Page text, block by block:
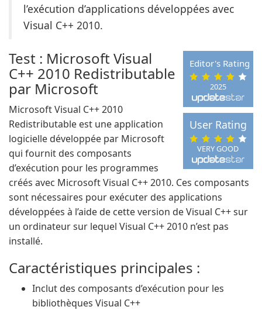
l’exécution d’applications développées avec
Visual C++ 2010.
2025
Editor's Rating
VERY GOOD
User Rating
Test : Microsoft Visual
C++ 2010 Redistributable
par Microsoft
Microsoft Visual C++ 2010
Redistributable est une application
logicielle développée par Microsoft
qui fournit des composants
d’exécution pour les programmes
créés avec Microsoft Visual C++ 2010. Ces composants
sont nécessaires pour exécuter des applications
développées à l’aide de cette version de Visual C++ sur
un ordinateur sur lequel Visual C++ 2010 n’est pas
installé.
Caractéristiques principales :
Inclut des composants d’exécution pour les
bibliothèques Visual C++